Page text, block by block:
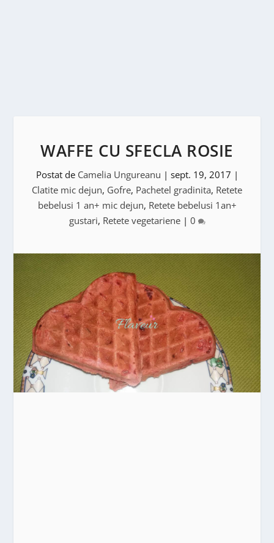
WAFFE CU SFECLA ROSIE
Postat de Camelia Ungureanu | sept. 19, 2017 |
Clatite mic dejun, Gofre, Pachetel gradinita, Retete
bebelusi 1 an+ mic dejun, Retete bebelusi 1an+
gustari, Retete vegetariene| 0